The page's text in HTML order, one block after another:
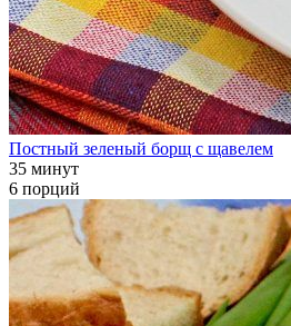
Постный зеленый борщ с щавелем
35 минут
6 порций